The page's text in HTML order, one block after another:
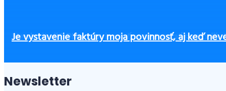
Daňová kontrola nemusí byť strašiakom, ale
Keď rozhoduje čas: Ako posilniť firemné cash
Účtovníctvo v Maďarsku – prehľad kľúčových
Československý daňový a účtovný kongres 2025
Neplatiteľ DPH a povinnosť registrovať sa podľa
Je vystavenie faktúry moja povinnosť, aj keď
Newsletter